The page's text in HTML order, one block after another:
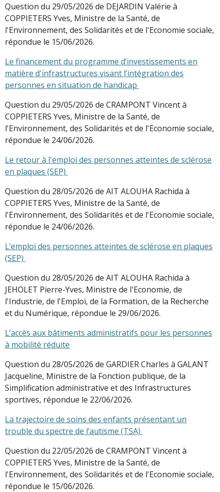
Question du 29/05/2026 de DEJARDIN Valérie à
COPPIETERS Yves, Ministre de la Santé, de
l'Environnement, des Solidarités et de l'Economie sociale,
répondue le 15/06/2026.
Le financement du programme d’investissements en
matière d'infrastructures visant l’intégration des
personnes en situation de handicap
Question du 29/05/2026 de CRAMPONT Vincent à
COPPIETERS Yves, Ministre de la Santé, de
l'Environnement, des Solidarités et de l'Economie sociale,
répondue le 24/06/2026.
Le retour à l'emploi des personnes atteintes de sclérose
en plaques (SEP)
Question du 28/05/2026 de AIT ALOUHA Rachida à
COPPIETERS Yves, Ministre de la Santé, de
l'Environnement, des Solidarités et de l'Economie sociale,
répondue le 24/06/2026.
L’emploi des personnes atteintes de sclérose en plaques
(SEP)
Question du 28/05/2026 de AIT ALOUHA Rachida à
JEHOLET Pierre-Yves, Ministre de l'Economie, de
l'Industrie, de l'Emploi, de la Formation, de la Recherche
et du Numérique, répondue le 29/06/2026.
L’accès aux bâtiments administratifs pour les personnes
à mobilité réduite
Question du 28/05/2026 de GARDIER Charles à GALANT
Jacqueline, Ministre de la Fonction publique, de la
Simplification administrative et des Infrastructures
sportives, répondue le 22/06/2026.
La trajectoire de soins des enfants présentant un
trouble du spectre de l’autisme (TSA)
Question du 22/05/2026 de CRAMPONT Vincent à
COPPIETERS Yves, Ministre de la Santé, de
l'Environnement, des Solidarités et de l'Economie sociale,
répondue le 15/06/2026.